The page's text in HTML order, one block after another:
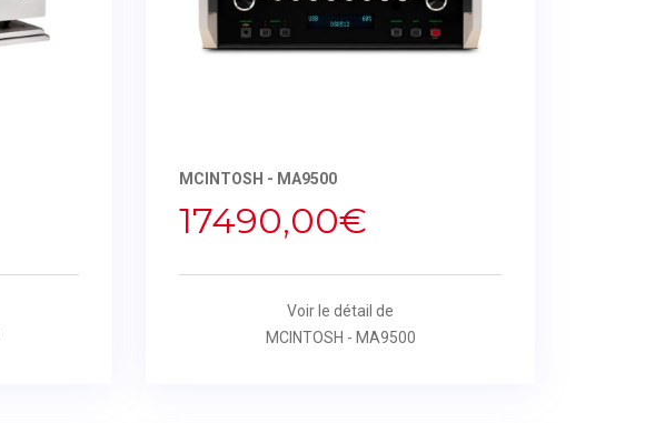
MCINTOSH - MA9500
17490,00€
Voir le détail de
MCINTOSH - MA9500